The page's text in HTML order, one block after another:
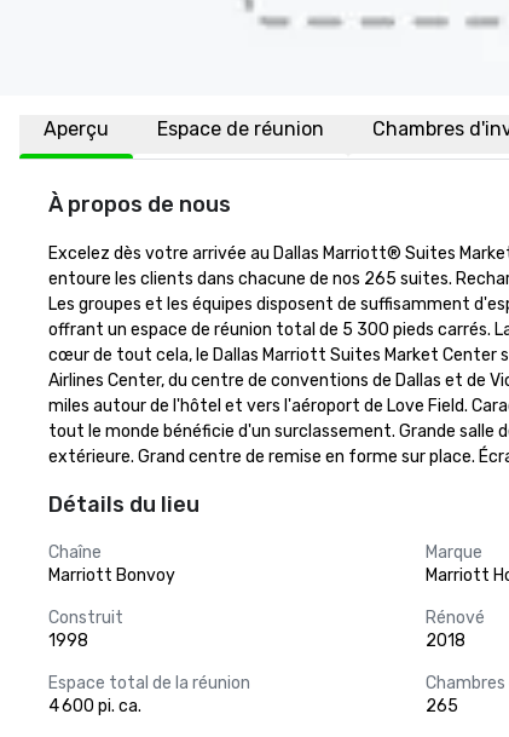
Aperçu Espace de réunion Chambres
À propos de nous
Excelez dès votre arrivée au Dallas Marriott® Suites
entoure les clients dans chacune de nos 265 suites.
Les groupes et les équipes disposent de suffisamment
offrant un espace de réunion total de 5 300 pieds carrés.
cœur de tout cela, le Dallas Marriott Suites Market Center
Airlines Center, du centre de conventions de Dallas et de
miles autour de l'hôtel et vers l'aéroport de Love Field.
tout le monde bénéficie d'un surclassement. Grande salle
extérieure. Grand centre de remise en forme sur place.
Détails du lieu
Chaîne
Marriott Bonvoy
Marque
Marriott
Construit
1998
Rénové
2018
Espace total de la réunion
4 600 pi. ca.
265